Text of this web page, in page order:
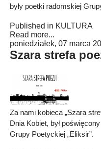
były poetki radomskiej
Published in KULTURA
Read more...
poniedziałek, 07 marca
Szara strefa
Za nami kobieca „Szara
Dnia Kobiet, był
Grupy Poetyckiej „Eliksir”.